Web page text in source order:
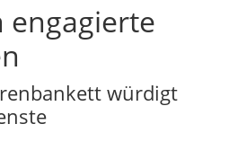
engagierte
würdigt